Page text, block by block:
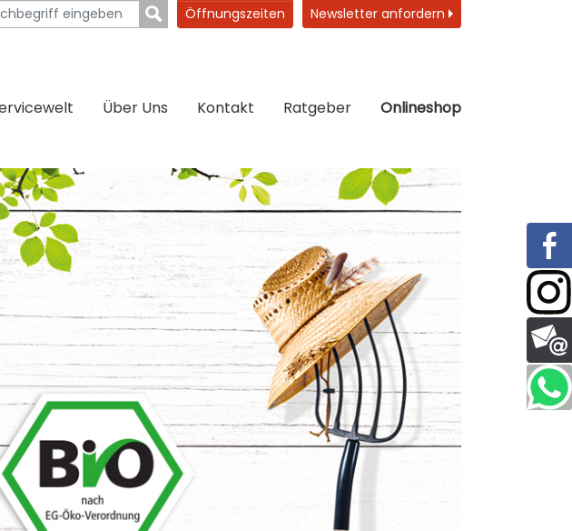
Öffnungszeiten Newsletter anfordern
Über Uns Kontakt Ratgeber Onlineshop